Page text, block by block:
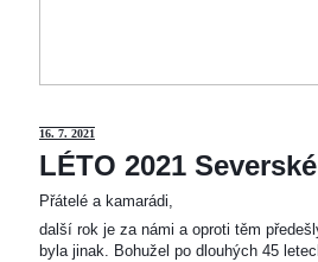
16. 7. 2021
LÉTO 2021
Přátelé a kamarádi,
další rok je za námi a oproti těm
byla jinak. Bohužel po dlouhých 45